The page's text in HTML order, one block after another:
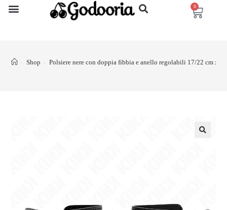
0
> Shop > Polsiere nere con doppia fibbia e anello regolabili 17/22 cm x